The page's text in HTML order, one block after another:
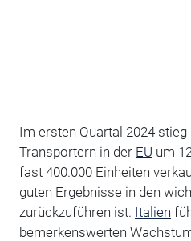
Im ersten Quartal 2024
Transportern in der EU um
fast 400.000 Einheiten
guten Ergebnisse in den
zurückzuführen ist. Italien
bemerkenswerten